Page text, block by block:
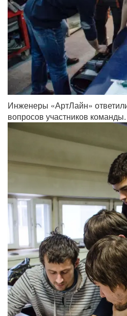
Инженеры «АртЛайн»
вопросов участников команды.